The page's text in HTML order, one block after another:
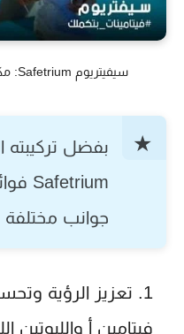
سيفيتريوم Safetrium: مكمل غذائي لدعم صحتك العامة
بفضل تركيبته
Safetrium
جوانب
تعزيز الرؤية
فيتامين أ